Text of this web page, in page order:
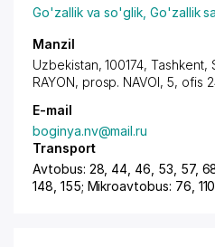
Go'zallik va so'glik Go'zallik
Manzil
Uzbekistan, 100174, Tashkent,
RAYON, prosp. NAVOI, 5, ofis
E-mail
boginya.nv@mail.ru
Transport
Avtobus: 28, 44, 46, 53, 57,
148, 155; Mikroavtobus: 76,